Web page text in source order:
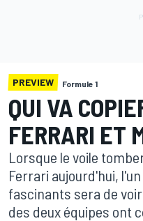
PREVIEW Formule 1
QUI VA
FERRARI ET
Lorsque le voile
Ferrari aujourd'hui,
fascinants sera de
des deux équipes ont